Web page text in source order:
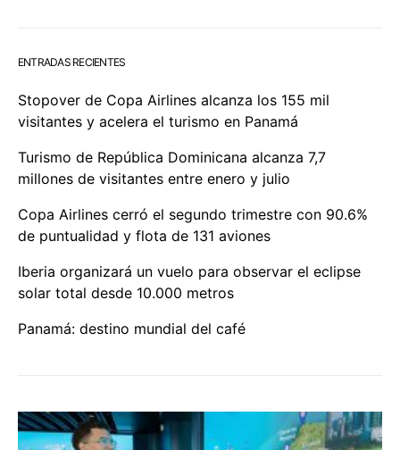
ENTRADAS RECIENTES
Stopover de Copa Airlines alcanza los 155 mil
visitantes y acelera el turismo en Panamá
Turismo de República Dominicana alcanza 7,7
millones de visitantes entre enero y julio
Copa Airlines cerró el segundo trimestre con 90.6%
de puntualidad y flota de 131 aviones
Iberia organizará un vuelo para observar el eclipse
solar total desde 10.000 metros
Panamá: destino mundial del café